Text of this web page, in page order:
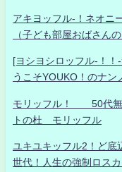
アキヨッフル-！ネオニ
（子ども部屋おばさん
[ヨシヨシロッフル-！！
うこそYOUKO！のナン
モリッフル！ 50代無
トの杜 モリッフル
ユキユキッフル2！ど底
世代！人生の強制ロス